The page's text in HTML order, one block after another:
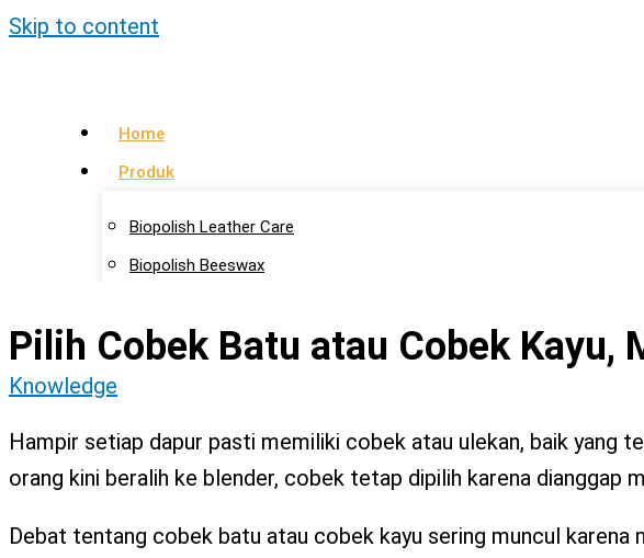
Skip to content
Home
Produk
Biopolish Leather Care
Biopolish Beeswax
Artikel
Kontak Kami
Pilih Cobek Batu atau Cobek Kayu,
Knowledge
Hampir setiap dapur pasti memiliki cobek atau ulekan, baik yang
orang kini beralih ke blender, cobek tetap dipilih karena dianggap
Debat tentang cobek batu atau cobek kayu sering muncul karena